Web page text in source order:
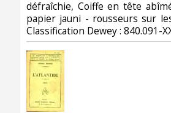
défraîchie, Coiffe en tête
papier jauni - rousseurs sur
Classification Dewey : 840.091-